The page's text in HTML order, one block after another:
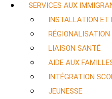
SERVICES AUX
INSTALLATION ET
RÉGIONALISATION
LIAISON SANTÉ
AIDE AUX
INTÉGRATION
JEUNESSE